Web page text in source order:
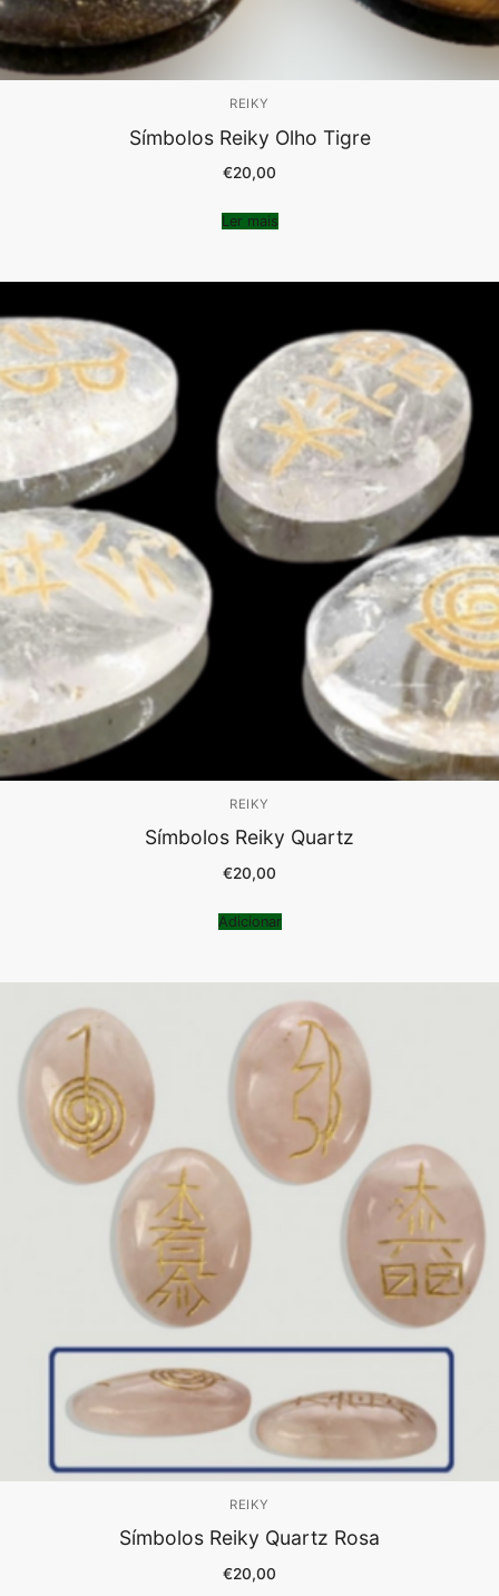
REIKY
Símbolos Reiky Olho Tigre
€20,00
Ler mais
REIKY
Símbolos Reiky Quartz
€20,00
Adicionar
REIKY
Símbolos Reiky Quartz Rosa
€20,00